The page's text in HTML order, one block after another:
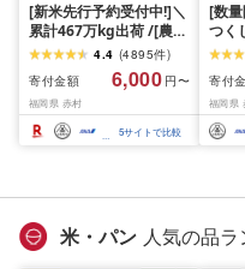
[新米先行予約受付中!]＼
累計467万kg出荷 /[農家
応援米]訳あり 令和7年産
令和8年産ふくきらり 夢
つくし 5kg 10kg 15kg
20kg [選べる品種・内容
量・出荷時期]複数原料
米 白米 精米 国産 限定
グ
4.4 (4895件)
寄付金額
6,000 円〜
福岡県 赤村
5サイトで比較
[数
つく
ラン
番
寄付
福岡県
米・パン 人気の品